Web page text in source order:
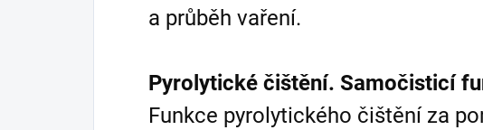
a průběh vaření.
Pyrolytické čištění. Samočisticí
Funkce pyrolytického čištění za